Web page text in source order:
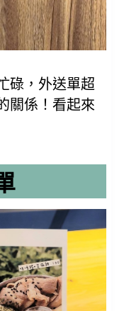
碌，外送單超
關係！看起來